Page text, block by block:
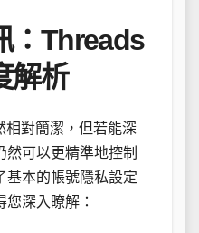
：Threads
解析
相對簡潔，但若能深
然可以更精準地控制
基本的帳號隱私設定
深入瞭解：